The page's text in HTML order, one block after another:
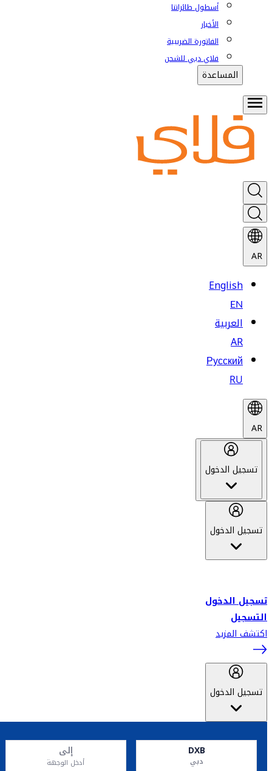
أسطول طائراتنا
الأخبار
الفاتورة الضريبية
فلاي دبي للشحن
المساعدة
AR
English
EN
العربية
AR
Русский
RU
AR
تسجيل الدخول
تسجيل الدخول
تسجيل الدخول
التسجيل
اكتشف المزيد
تسجيل الدخول
DXB
دبي
إلى
أدخل الوجهة